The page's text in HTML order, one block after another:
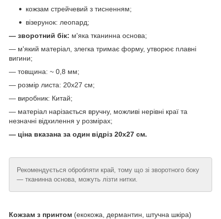
кожзам стрейчевий з тисненням;
візерунок: леопард;
— зворотний бік: м'яка тканинна основа;
— м'який матеріал, злегка тримає форму, утворює плавні
вигини;
— товщина: ~ 0,8 мм;
— розмір листа: 20х27 см;
— виробник: Китай;
— матеріал нарізається вручну, можливі нерівні краї та
незначні відхилення у розмірах;
— ціна вказана за один відріз 20х27 см.
Рекомендується обробляти край, тому що зі зворотного боку
— тканинна основа, можуть лізти нитки.
Кожзам з принтом (екокожа, дермантин, штучна шкіра)